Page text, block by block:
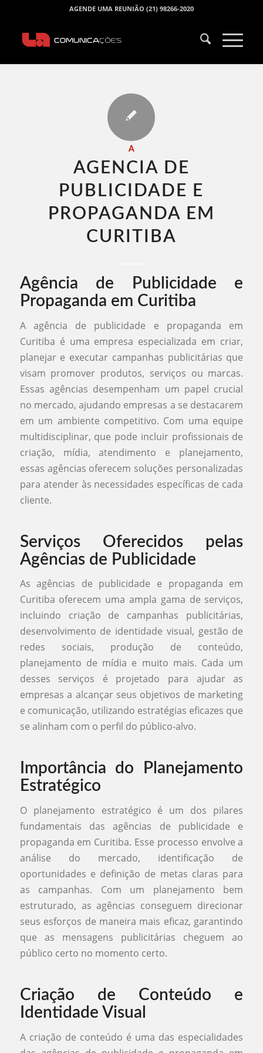
AGENDE UMA REUNIÃO (21) 98266-2020
A
AGENCIA DE
PUBLICIDADE E
PROPAGANDA EM
CURITIBA​
Agência de Publicidade e
Propaganda em Curitiba
A agência de publicidade e propaganda em
Curitiba é uma empresa especializada em criar,
planejar e executar campanhas publicitárias que
visam promover produtos, serviços ou marcas.
Essas agências desempenham um papel crucial
no mercado, ajudando empresas a se destacarem
em um ambiente competitivo. Com uma equipe
multidisciplinar, que pode incluir profissionais de
criação, mídia, atendimento e planejamento,
essas agências oferecem soluções personalizadas
para atender às necessidades específicas de cada
cliente.
Serviços Oferecidos pelas
Agências de Publicidade
As agências de publicidade e propaganda em
Curitiba oferecem uma ampla gama de serviços,
incluindo criação de campanhas publicitárias,
desenvolvimento de identidade visual, gestão de
redes sociais, produção de conteúdo,
planejamento de mídia e muito mais. Cada um
desses serviços é projetado para ajudar as
empresas a alcançar seus objetivos de marketing
e comunicação, utilizando estratégias eficazes que
se alinham com o perfil do público-alvo.
Importância do Planejamento
Estratégico
O planejamento estratégico é um dos pilares
fundamentais das agências de publicidade e
propaganda em Curitiba. Esse processo envolve a
análise do mercado, identificação de
oportunidades e definição de metas claras para
as campanhas. Com um planejamento bem
estruturado, as agências conseguem direcionar
seus esforços de maneira mais eficaz, garantindo
que as mensagens publicitárias cheguem ao
público certo no momento certo.
Criação de Conteúdo e
Identidade Visual
A criação de conteúdo é uma das especialidades